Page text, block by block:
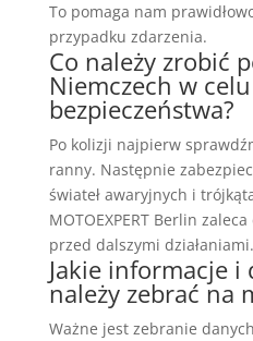
To pomaga nam
przypadku zdarzenia.
Co należy zrobić
Niemczech w
bezpieczeństwa?
Po kolizji najpierw
ranny. Następnie
świateł awaryjnych i
MOTOEXPERT Berlin
przed dalszymi działaniami.
Jakie informacje
należy zebrać na
Ważne jest zebranie